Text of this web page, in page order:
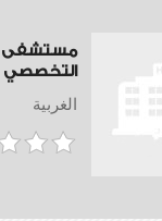
مستشفى
التخصصي
الغربية